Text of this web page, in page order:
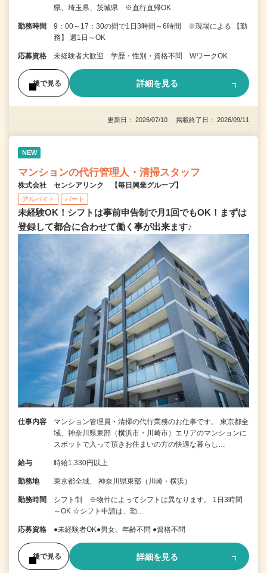
県、埼玉県、茨城県 ※直行直帰OK
勤務時間
9：00～17：30の間で1日3時間～6時間 ※現場による 【勤
務】 週1日～OK
応募資格 未経験者大歓迎 学歴・性別・資格不問 WワークOK
後で見る 詳細を見る
更新日： 2026/07/10 掲載終了日： 2026/09/11
NEW
マンションの代行管理人・清掃スタッフ
株式会社 センシアリンク 【毎日興業グループ】
アルバイト パート
未経験OK！シフトは事前申告制で月1回でもOK！まずは
登録して都合に合わせて働く事が出来ます♪
仕事内容
マンション管理員・清掃の代行業務のお仕事です。 東京都全
域、神奈川県東部（横浜市・川崎市）エリアのマンションに
スポットで入って頂きお住まいの方の快適な暮らし…
給与 時給1,330円以上
勤務地 東京都全域、 神奈川県東部（川崎・横浜）
勤務時間
シフト制 ※物件によってシフトは異なります。 1日3時間
～OK ☆シフト申請は、勤…
応募資格 ●未経験者OK●男女、年齢不問 ●資格不問
後で見る 詳細を見る